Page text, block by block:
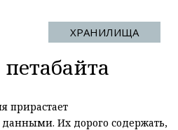
ХРАНИЛИЩА
прирастает
Их дорого содержать,